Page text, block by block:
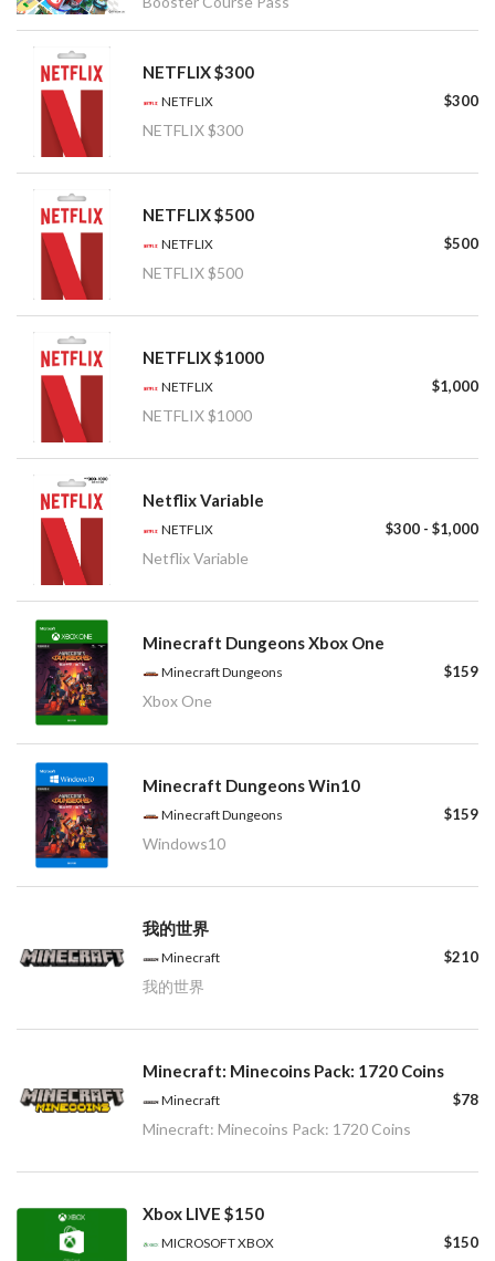
NETFLIX $300
$300
NETFLIX
NETFLIX $300
NETFLIX $500
$500
NETFLIX
NETFLIX $500
NETFLIX $1000
$1,000
NETFLIX
NETFLIX $1000
Netflix Variable
$300 - $1,000
NETFLIX
Netflix Variable
Minecraft Dungeons Xbox One
$159
Minecraft Dungeons
Xbox One
Minecraft Dungeons Win10
$159
Minecraft Dungeons
Windows10
我的世界
$210
Minecraft
我的世界
Minecraft: Minecoins Pack: 1720 Coins
$78
Minecraft
Minecraft: Minecoins Pack: 1720 Coins
Xbox LIVE $150
$150
MICROSOFT XBOX